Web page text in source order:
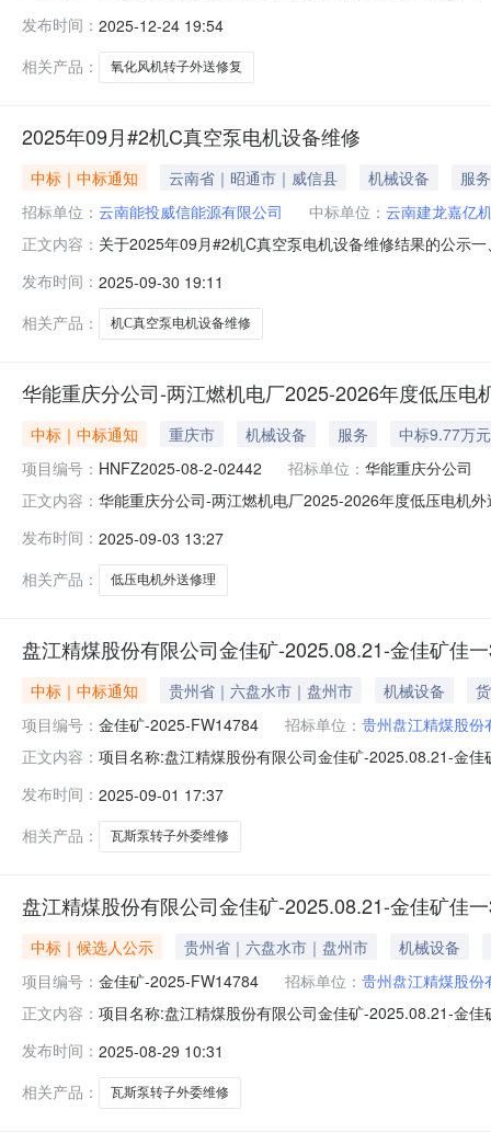
发布时间： 2025-12-24 19:54
相关产品：
氧化风机转子外送修复
2025年09月#2机C真空泵电机设备维修
中标｜中标通知 云南省｜昭通市｜威信县 机械设备
服务
招标单位： 云南能投威信能源有限公司 中标单位： 云南建龙嘉亿
正文内容： 关于2025年09月#2机C真空泵电机设备维修结果的公示
报价：人民币19,500.00元（含税）。三、公告时间：
发布时间： 2025-09-30 19:11
相关产品：
机C真空泵电机设备维修
华能重庆分公司-两江燃机电厂2025-2026年度低压电
中标｜中标通知 重庆市 机械设备 服务
中标9.77万元
项目编号： HNFZ2025-08-2-02442 招标单位： 华能重庆分公司
正文内容： 华能重庆分公司-两江燃机电厂2025-2026年度低压电机
2026年度低压电机外送修理框架协议采购（FX）
发布时间： 2025-09-03 13:27
相关产品：
低压电机外送修理
盘江精煤股份有限公司金佳矿-2025.08.21-金佳矿佳
中标｜中标通知 贵州省｜六盘水市｜盘州市 机械设备
项目编号： 金佳矿-2025-FW14784 招标单位： 贵州盘江精煤股份
正文内容： 项目名称:盘江精煤股份有限公司金佳矿-2025.08.21-金
一3#瓦斯泵转子外委维修-询比采购公告PDF：成交公示
发布时间： 2025-09-01 17:37
相关产品：
瓦斯泵转子外委维修
盘江精煤股份有限公司金佳矿-2025.08.21-金佳矿佳
中标｜候选人公示 贵州省｜六盘水市｜盘州市
机械设备
项目编号： 金佳矿-2025-FW14784 招标单位： 贵州盘江精煤股份
正文内容： 项目名称:盘江精煤股份有限公司金佳矿-2025.08.21-金
一3#瓦斯泵转子外委维修-询比采购公告PDF：候选人公
发布时间： 2025-08-29 10:31
相关产品：
瓦斯泵转子外委维修